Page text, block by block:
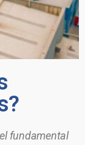
fundamental